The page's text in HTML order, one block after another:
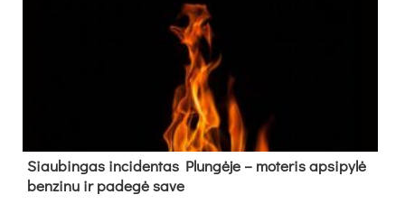
Siau­bin­gas in­ci­den­tas Plun­gė­je – mo­te­ris ap­si­py­lė
ben­zi­nu ir pa­de­gė sa­ve